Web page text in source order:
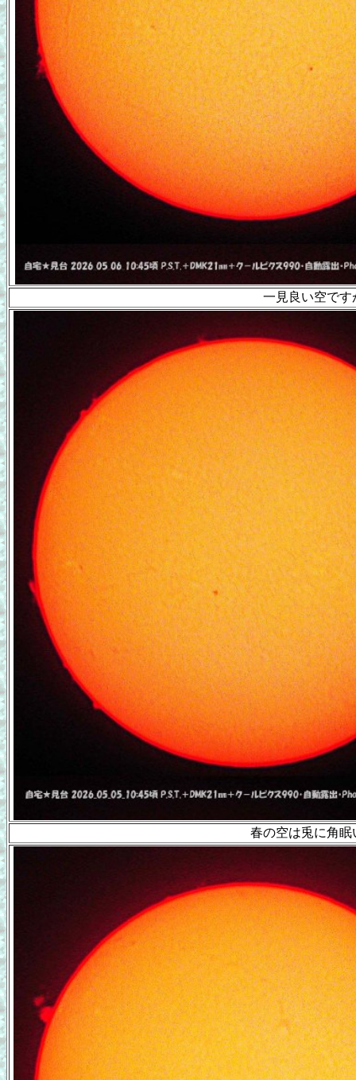
一見良い空で
春の空は兎に角